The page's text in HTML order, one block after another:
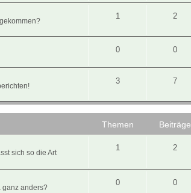
1 2
0 0
3 7
Themen Beiträge
sich so die Art
1 2
ganz anders?
0 0